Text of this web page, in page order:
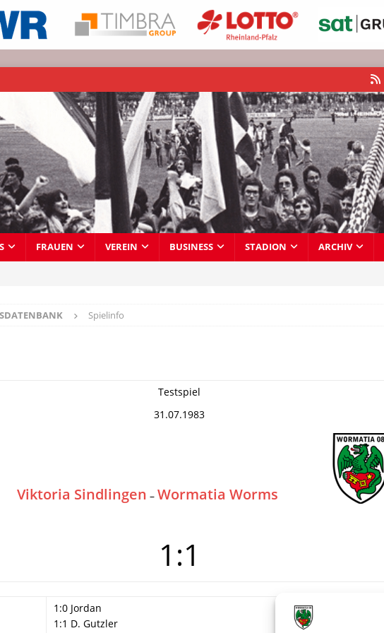
FRAUEN VEREIN BUSINESS STADION ARCHIV
Spielinfo
Testspiel
31.07.1983
Viktoria Sindlingen – Wormatia Worms
1:1
1:0 Jordan
1:1 D. Gutzler